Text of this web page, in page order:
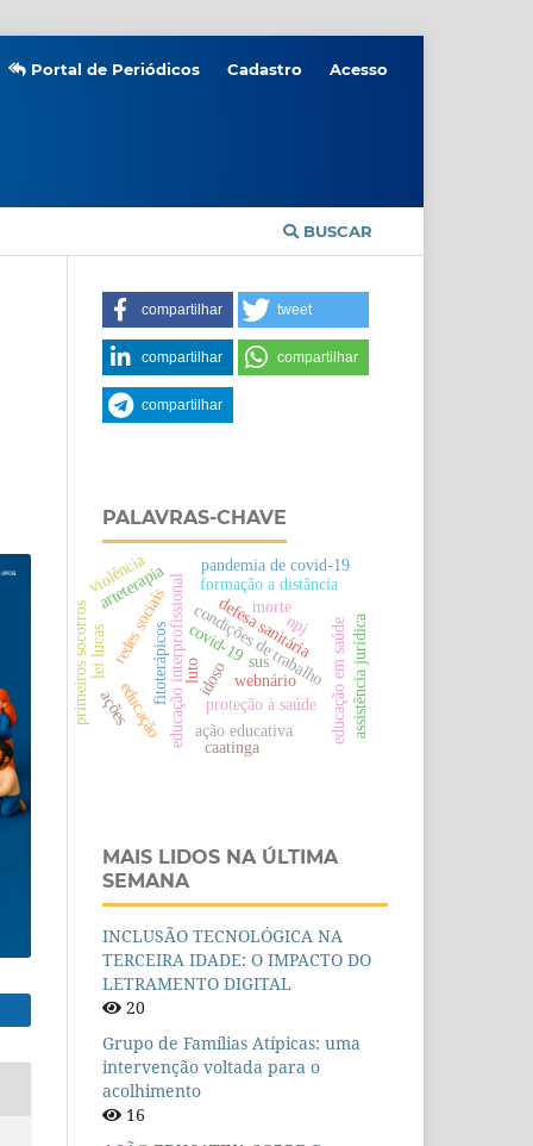
BUSCAR
Portal de Periódicos Cadastro Acesso
compartilhar tweet
compartilhar compartilhar
compartilhar
PALAVRAS-CHAVE
condições de trabalho
educação interprofissional educação em saúde
covid-19
formação a distância
idoso
pandemia de covid-19
defesa sanitária
proteção à saúde
ação educativa
redes sociais
fitoterápicos
educação
morte
luto assistência jurídica
npj
arteterapia
lei lucas
primeiros socorros webnário
violência
ações
sus
caatinga
MAIS LIDOS NA ÚLTIMA
SEMANA
INCLUSÃO TECNOLÓGICA NA
TERCEIRA IDADE: O IMPACTO DO
LETRAMENTO DIGITAL
20
Grupo de Famílias Atípicas: uma
intervenção voltada para o
acolhimento
16